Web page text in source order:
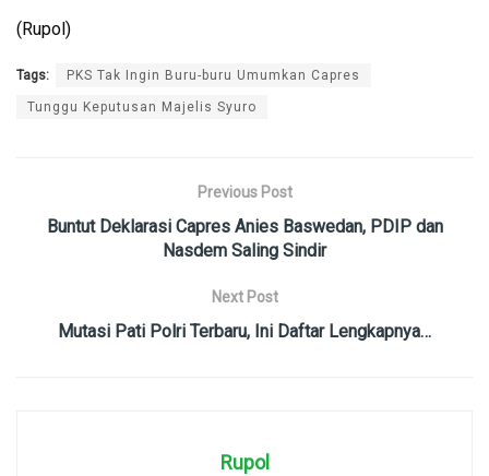
(Rupol)
Tags: PKS Tak Ingin Buru-buru Umumkan Capres
Tunggu Keputusan Majelis Syuro
Previous Post
Buntut Deklarasi Capres Anies Baswedan, PDIP dan
Nasdem Saling Sindir
Next Post
Mutasi Pati Polri Terbaru, Ini Daftar Lengkapnya…
Rupol